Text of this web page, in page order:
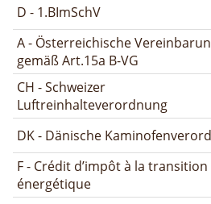
D - 1.BImSchV
A - Österreichische
gemäß Art.15a B-VG
CH - Schweizer
Luftreinhalteverordnung
DK - Dänische
F - Crédit d’impôt à la transition
énergétique